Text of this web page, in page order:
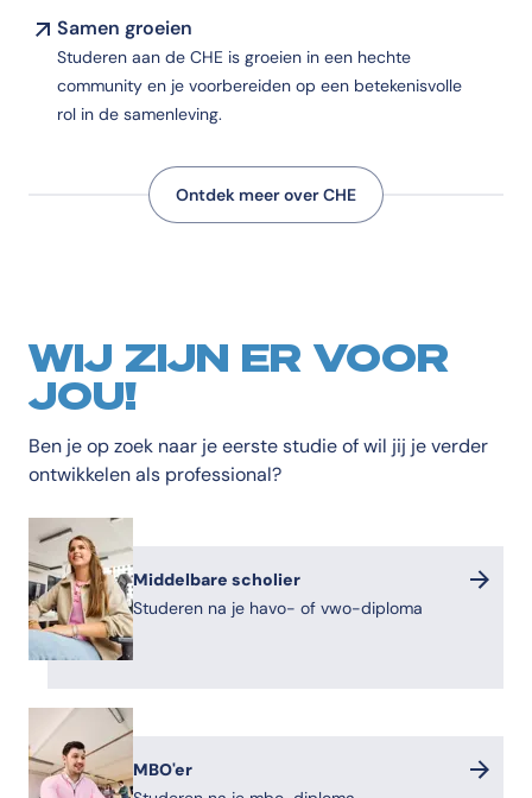
Samen groeien
Studeren aan de CHE is groeien in een hechte
community en je voorbereiden op een betekenisvolle
rol in de samenleving.
Ontdek meer over CHE
WIJ ZIJN ER VOOR
JOU!
Ben je op zoek naar je eerste studie of wil jij je verder
ontwikkelen als professional?
Middelbare scholier
Studeren na je havo- of vwo-diploma
MBO'er